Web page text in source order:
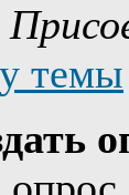
темы